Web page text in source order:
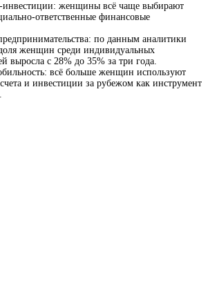
инвестиции: женщины всё чаще выбирают
ответственные финансовые
по данным аналитики
женщин среди индивидуальных
выросла с 28% до 35% за три года.
всё больше женщин используют
и инвестиции за рубежом как инструмент